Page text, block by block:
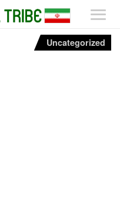
Uncategorized